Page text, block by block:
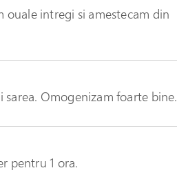
ouale intregi si amestecam din
Omogenizam foarte bine.
pentru 1 ora.